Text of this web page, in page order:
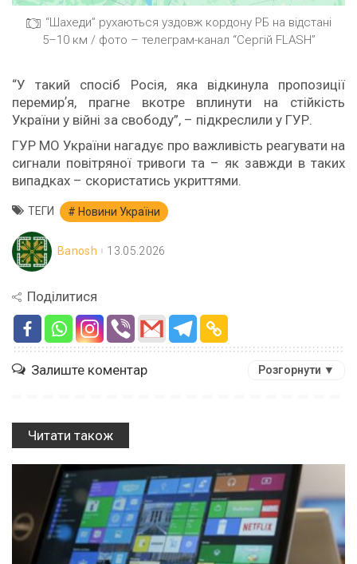
“Шахеди” рухаються уздовж кордону РБ на відстані
5–10 км / фото – телеграм-канал “Сергій FLASH”
“У такий спосіб Росія, яка відкинула пропозиції
перемирʼя, прагне вкотре вплинути на стійкість
України у війні за свободу”, – підкреслили у ГУР.
ГУР МО України нагадує про важливість реагувати на
сигнали повітряної тривоги та – як завжди в таких
випадках – скористатись укриттями.
ТЕГИ Новини України
Banosh 13.05.2026
Поділитися
Залиште коментар Розгорнути ▼
Читати також